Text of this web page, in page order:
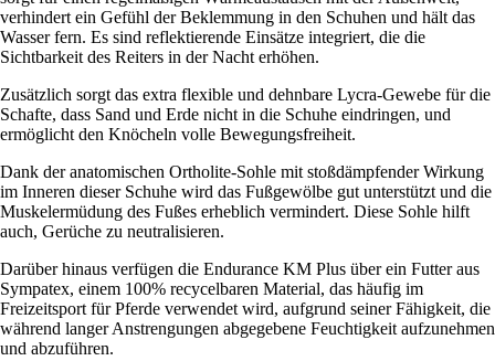
verhindert ein Gefühl der Beklemmung in den Schuhen und hält das
Wasser fern. Es sind reflektierende Einsätze integriert, die die
Sichtbarkeit des Reiters in der Nacht erhöhen.
Zusätzlich sorgt das extra flexible und dehnbare Lycra-Gewebe für die
Schafte, dass Sand und Erde nicht in die Schuhe eindringen, und
ermöglicht den Knöcheln volle Bewegungsfreiheit.
Dank der anatomischen Ortholite-Sohle mit stoßdämpfender Wirkung
im Inneren dieser Schuhe wird das Fußgewölbe gut unterstützt und die
Muskelermüdung des Fußes erheblich vermindert. Diese Sohle hilft
auch, Gerüche zu neutralisieren.
Darüber hinaus verfügen die Endurance KM Plus über ein Futter aus
Sympatex, einem 100% recycelbaren Material, das häufig im
Freizeitsport für Pferde verwendet wird, aufgrund seiner Fähigkeit, die
während langer Anstrengungen abgegebene Feuchtigkeit aufzunehmen
und abzuführen.